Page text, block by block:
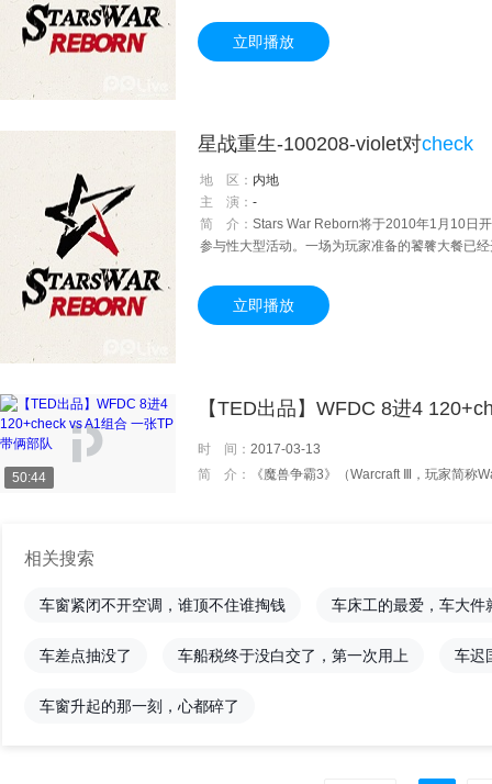
立即播放
星战重生-100208-violet对check
地 区： 内地
主 演： -
简 介： Stars War Reborn将于2010年1月10日
参与性大型活动。一场为玩家准备的饕餮大餐已
立即播放
50:44
【TED出品】WFDC 8进4
时 间： 2017-03-13
简 介：
《魔兽争霸3》（Warcraft Ⅲ，玩家简称War3）是一款即时战略游
相关搜索
车窗紧闭不开空调，谁顶不住谁掏钱 车床工的最爱，车大件
车差点抽没了 车船税终于没白交了，第一次用上 车迟
车窗升起的那一刻，心都碎了